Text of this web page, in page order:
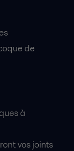
de
à
vos joints